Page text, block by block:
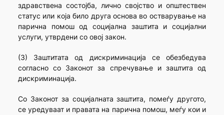
здравствена состојба, лично својство и општествен
статус или која било друга основа во остварување на
парична помош од социјална заштита и социјални
услуги, утврдени со овој закон.
(3) Заштитата од дискриминација се обезбедува
согласно со Законот за спречување и заштита од
дискриминација.
Со Законот за социјалната заштита, помеѓу другото,
се уредуваат и правата на парична помош, меѓу кои и